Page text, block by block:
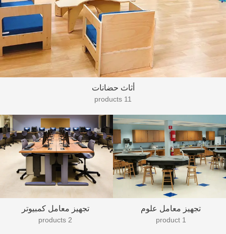
أثاث حضانات
11 products
تجهيز معامل علوم
1 product
تجهيز معامل كمبيوتر
2 products